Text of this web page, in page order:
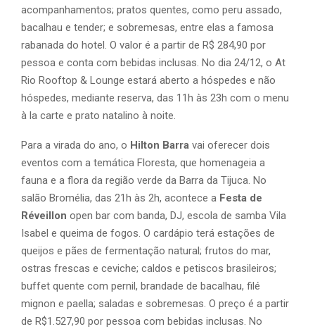
acompanhamentos; pratos quentes, como peru assado,
bacalhau e tender; e sobremesas, entre elas a famosa
rabanada do hotel. O valor é a partir de R$ 284,90 por
pessoa e conta com bebidas inclusas. No dia 24/12, o At
Rio Rooftop & Lounge estará aberto a hóspedes e não
hóspedes, mediante reserva, das 11h às 23h com o menu
à la carte e prato natalino à noite.
Para a virada do ano, o Hilton Barra vai oferecer dois
eventos com a temática Floresta, que homenageia a
fauna e a flora da região verde da Barra da Tijuca. No
salão Bromélia, das 21h às 2h, acontece a Festa de
Réveillon open bar com banda, DJ, escola de samba Vila
Isabel e queima de fogos. O cardápio terá estações de
queijos e pães de fermentação natural; frutos do mar,
ostras frescas e ceviche; caldos e petiscos brasileiros;
buffet quente com pernil, brandade de bacalhau, filé
mignon e paella; saladas e sobremesas. O preço é a partir
de R$1.527,90 por pessoa com bebidas inclusas. No